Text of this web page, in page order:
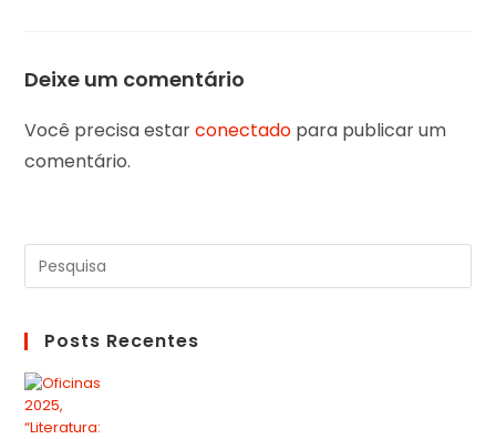
Deixe um comentário
Você precisa estarconectado para publicar um
comentário.
Posts Recentes